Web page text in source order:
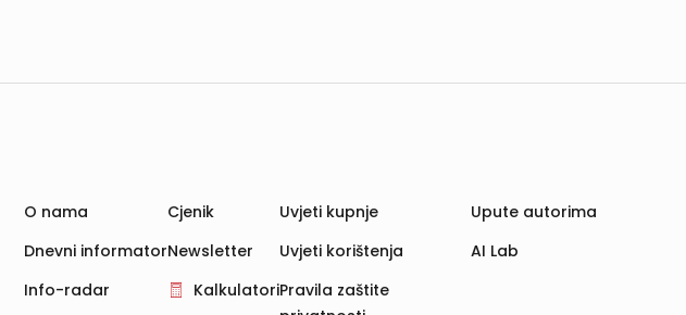
O nama
Dnevni informator
Info-radar
Cjenik
Newsletter
Kalkulatori
Uvjeti kupnje
Uvjeti korištenja
Pravila zaštite
Upute autorima
AI Lab